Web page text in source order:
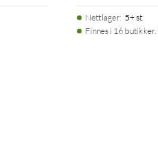
Nettlager: 5+ st
Finnes i 16 butikker.